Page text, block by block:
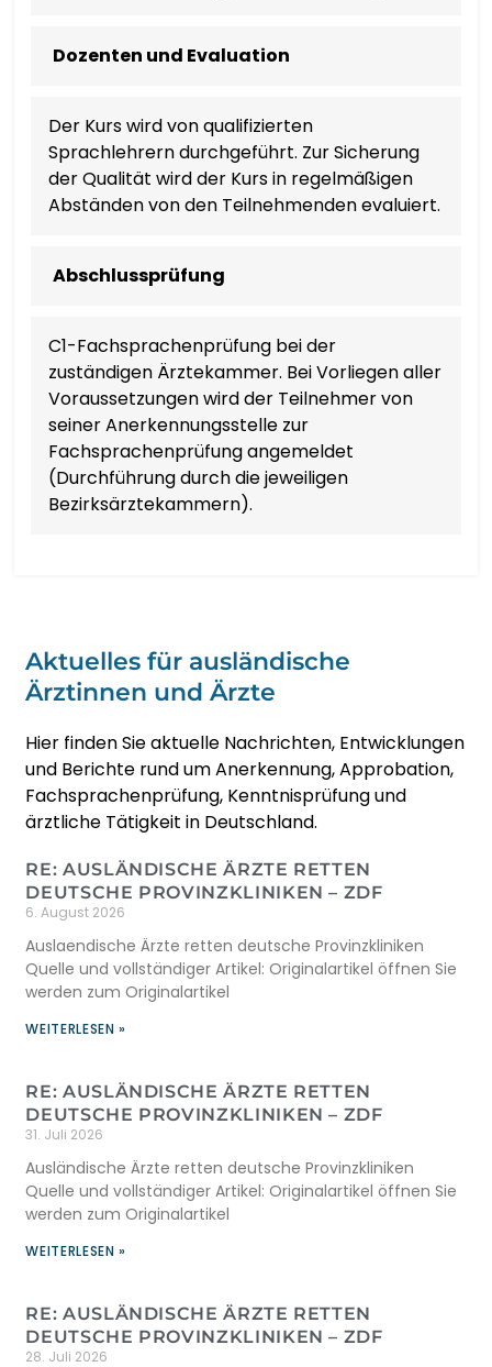
ISIXHOSA
יידיש
Dozenten und Evaluation
Der Kurs wird von qualifizierten
Sprachlehrern durchgeführt. Zur Sicherung
der Qualität wird der Kurs in regelmäßigen
Abständen von den Teilnehmenden evaluiert.
Abschlussprüfung
C1-Fachsprachenprüfung bei der
zuständigen Ärztekammer. Bei Vorliegen aller
Voraussetzungen wird der Teilnehmer von
seiner Anerkennungsstelle zur
Fachsprachenprüfung angemeldet
(Durchführung durch die jeweiligen
Bezirksärztekammern).
Aktuelles für ausländische
Ärztinnen und Ärzte
Hier finden Sie aktuelle Nachrichten, Entwicklungen
und Berichte rund um Anerkennung, Approbation,
Fachsprachenprüfung, Kenntnisprüfung und
ärztliche Tätigkeit in Deutschland.
RE: AUSLÄNDISCHE ÄRZTE RETTEN
DEUTSCHE PROVINZKLINIKEN – ZDF
6. August 2026
Auslaendische Ärzte retten deutsche Provinzkliniken
Quelle und vollständiger Artikel: Originalartikel öffnen Sie
werden zum Originalartikel
WEITERLESEN »
RE: AUSLÄNDISCHE ÄRZTE RETTEN
DEUTSCHE PROVINZKLINIKEN – ZDF
31. Juli 2026
Ausländische Ärzte retten deutsche Provinzkliniken
Quelle und vollständiger Artikel: Originalartikel öffnen Sie
werden zum Originalartikel
WEITERLESEN »
RE: AUSLÄNDISCHE ÄRZTE RETTEN
DEUTSCHE PROVINZKLINIKEN – ZDF
28. Juli 2026